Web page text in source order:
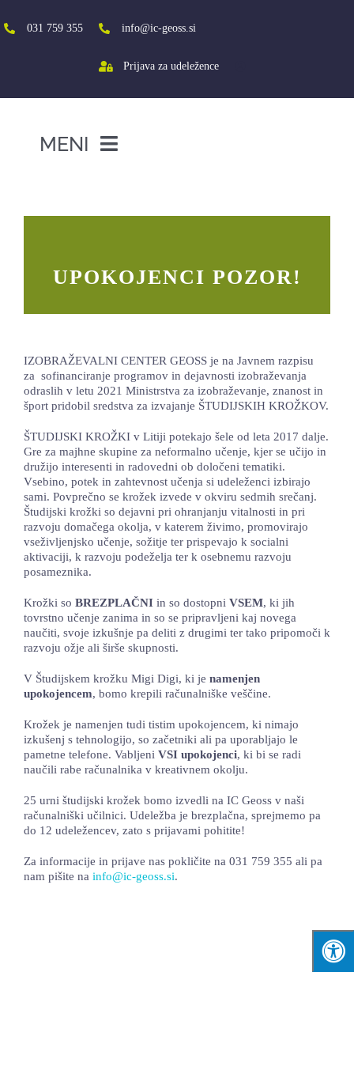
to
content
031 759 355 info@ic-geoss.si
Prijava za udeležence
MENI
O NAS
SREDNJA ŠOLA
PROJEKTI
LOKALNA TOČKA SVOS
TEČAJI
KNJIŽNICA
60-LETNICA
UPOKOJENCI POZOR!
IZOBRAŽEVALNI CENTER GEOSS je na Javnem razpisu
za sofinanciranje programov in dejavnosti izobraževanja
odraslih v letu 2021 Ministrstva za izobraževanje, znanost in
šport pridobil sredstva za izvajanje ŠTUDIJSKIH KROŽKOV.
ŠTUDIJSKI KROŽKI v Litiji potekajo šele od leta 2017 dalje.
Gre za majhne skupine za neformalno učenje, kjer se učijo in
družijo interesenti in radovedni ob določeni tematiki.
Vsebino, potek in zahtevnost učenja si udeleženci izbirajo
sami. Povprečno se krožek izvede v okviru sedmih srečanj.
Študijski krožki so dejavni pri ohranjanju vitalnosti in pri
razvoju domačega okolja, v katerem živimo, promovirajo
vseživljenjsko učenje, sožitje ter prispevajo k socialni
aktivaciji, k razvoju podeželja ter k osebnemu razvoju
posameznika.
Krožki so BREZPLAČNIin so dostopni VSEM, ki jih
tovrstno učenje zanima in so se pripravljeni kaj novega
naučiti, svoje izkušnje pa deliti z drugimi ter tako pripomoči k
razvoju ožje ali širše skupnosti.
V Študijskem krožku Migi Digi, ki je namenjen
upokojencem, bomo krepili računalniške veščine.
Krožek je namenjen tudi tistim upokojencem, ki nimajo
izkušenj s tehnologijo, so začetniki ali pa uporabljajo le
pametne telefone. Vabljeni VSI upokojenci, ki bi se radi
naučili rabe računalnika v kreativnem okolju.
25 urni študijski krožek bomo izvedli na IC Geoss v naši
računalniški učilnici. Udeležba je brezplačna, sprejmemo pa
do 12 udeležencev, zato s prijavami pohitite!
Za informacije in prijave nas pokličite na 031 759 355 ali pa
nam pišite na info@ic-geoss.si.